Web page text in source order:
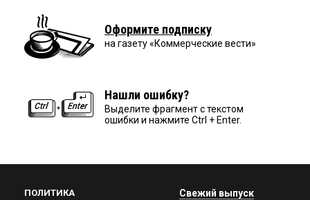
Оформите подписку
на газету «Коммерческие вести»
Нашли ошибку?
Выделите фрагмент с текстом
ошибки и нажмите Ctrl + Enter.
ПОЛИТИКА Свежий выпуск